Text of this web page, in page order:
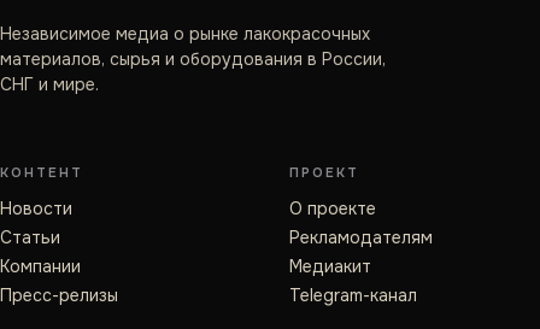
Независимое медиа о рынке лакокрасочных
материалов, сырья и оборудования в России,
СНГ и мире.
КОНТЕНТ
Новости
Статьи
Компании
Пресс-релизы
ПРОЕКТ
О проекте
Рекламодателям
Медиакит
Telegram-канал